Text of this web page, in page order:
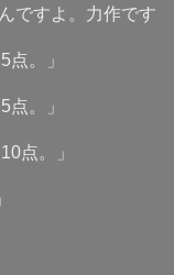
ですよ。力作です
5点。」
5点。」
10点。」